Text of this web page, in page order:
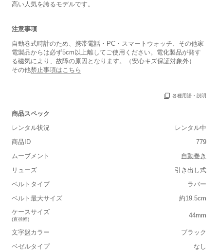
高い人気を誇るモデルです。
注意事項
自動巻式時計のため、携帯電話・PC・スマートウォッチ、その他家
電製品からは必ず5cm以上離してご使用ください。電化製品が発す
る磁気により、故障の原因となります。（安心キズ保証対象外）
その他禁止事項はこちら
各種用語・説明
商品スペック
レンタル状況
レンタル中
商品ID
779
ムーブメント
自動巻き
リューズ
引き出し式
ベルトタイプ
ラバー
ベルト最大サイズ
約19.5cm
ケースサイズ
(直径幅)
44mm
文字盤カラー
ブラック
ベゼルタイプ
なし
保証書
箱
あり
■重さ(ベルト込み)
■ケースの大きさ
小さい 大きい